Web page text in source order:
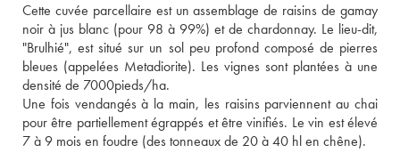
Cette cuvée parcellaire est un assemblage de raisins de gamay
noir à jus blanc (pour 98 à 99%) et de chardonnay. Le lieu-dit,
"Brulhié", est situé sur un sol peu profond composé de pierres
bleues (appelées Metadiorite). Les vignes sont plantées à une
densité de 7000pieds/ha.
Une fois vendangés à la main, les raisins parviennent au chai
pour être partiellement égrappés et être vinifiés. Le vin est élevé
7 à 9 mois en foudre (des tonneaux de 20 à 40 hl en chêne).